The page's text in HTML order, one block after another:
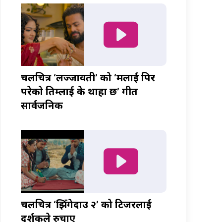
चलचित्र ‘लज्जावती’ को ‘मलाई पिर
परेको तिम्लाई के थाहा छ’ गीत
सार्वजनिक
चलचित्र ‘झिँगेदाउ २’ को टिजरलाई
दर्शकले रुचाए